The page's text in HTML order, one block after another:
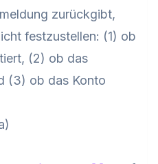
zurückgibt,
festzustellen: (1) ob
(2) ob das
(3) ob das Konto